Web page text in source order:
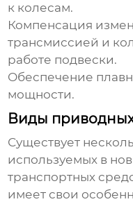
к колесам.
Компенсация
трансмиссией и
работе подвески.
Обеспечение
мощности.
Виды
Существует
используемых в
транспортных
имеет свои